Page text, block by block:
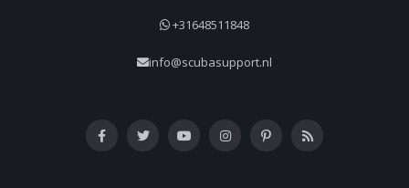
+31648511848
info@scubasupport.nl